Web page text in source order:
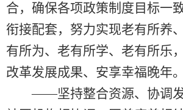
合，确保各项政策制度目标一
衔接配套，努力实现老有所养
有所为、老有所学、老有所乐
改革发展成果、安享幸福晚年。
——坚持整合资源、协调